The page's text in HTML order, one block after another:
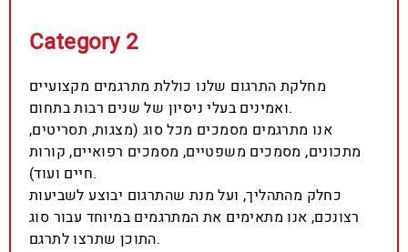
Category 2
מחלקת התרגום שלנו כוללת מתרגמים מקצועיים
ואמינים בעלי ניסיון של שנים רבות בתחום.
אנו מתרגמים מסמכים מכל סוג (מצגות, תסריטים,
מתכונים, מסמכים משפטיים, מסמכים רפואיים, קורות
חיים ועוד).
כחלק מהתהליך, ועל מנת שהתרגום יבוצע לשביעות
רצונכם, אנו מתאימים את המתרגמים במיוחד עבור סוג
התוכן שתרצו לתרגם.